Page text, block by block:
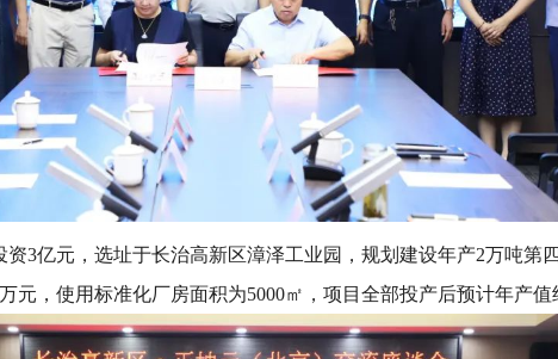
3亿元，选址于长治高新区漳泽工业园，规划建设年产2万吨第
元，使用标准化厂房面积为5000㎡，项目全部投产后预计年产值